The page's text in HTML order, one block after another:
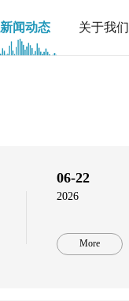
新闻动态 关于我们
06-22
2026
More